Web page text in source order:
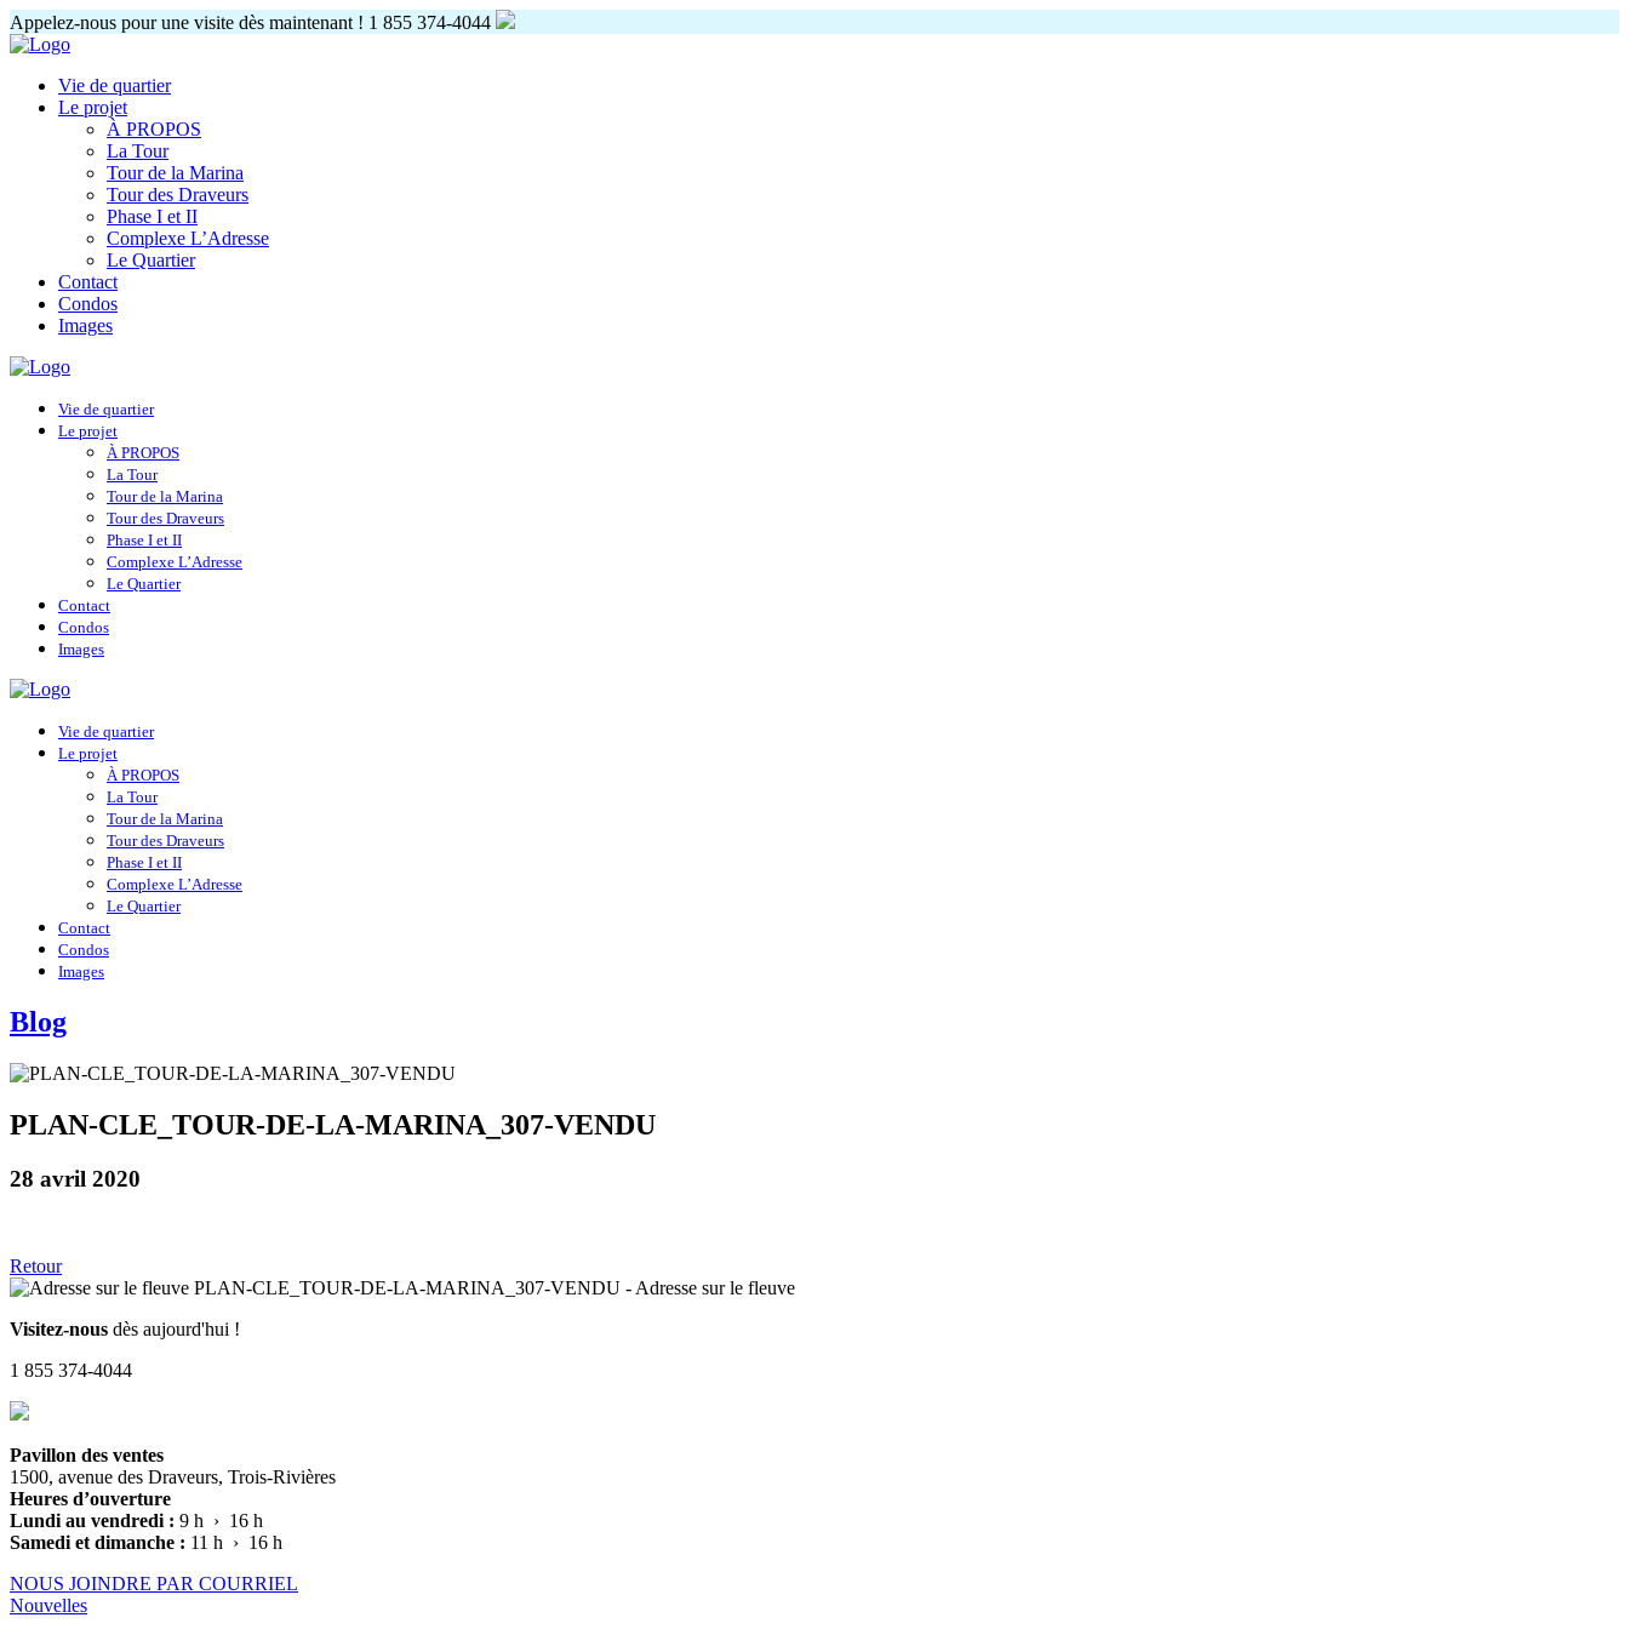
Appelez-nous pour une visite dès maintenant ! 1 855 374-4044
Vie de quartier
Le projet
À PROPOS
La Tour
Tour de la Marina
Tour des Draveurs
Phase I et II
Complexe L’Adresse
Le Quartier
Contact
Condos
Images
Vie de quartier
Le projet
À PROPOS
La Tour
Tour de la Marina
Tour des Draveurs
Phase I et II
Complexe L’Adresse
Le Quartier
Contact
Condos
Images
Vie de quartier
Le projet
À PROPOS
La Tour
Tour de la Marina
Tour des Draveurs
Phase I et II
Complexe L’Adresse
Le Quartier
Contact
Condos
Images
Blog
PLAN-CLE_TOUR-DE-LA-MARINA_307-VENDU
28 avril 2020
Retour
Visitez-nous dès aujourd'hui !
1 855 374-4044
Pavillon des ventes
1500, avenue des Draveurs, Trois-Rivières
Heures d’ouverture
Lundi au vendredi : 9 h › 16 h
Samedi et dimanche : 11 h › 16 h
NOUS JOINDRE PAR COURRIEL
Nouvelles